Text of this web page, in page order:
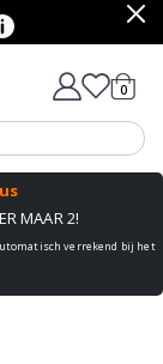
0
MAAR 2!
verrekend bij het